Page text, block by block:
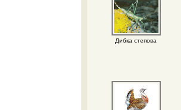
Дибка степова